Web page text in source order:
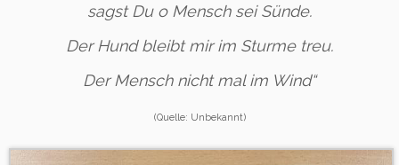
sagst Du o Mensch sei Sünde.
Der Hund bleibt mir im Sturme treu.
Der Mensch nicht mal im Wind“
(Quelle: Unbekannt)